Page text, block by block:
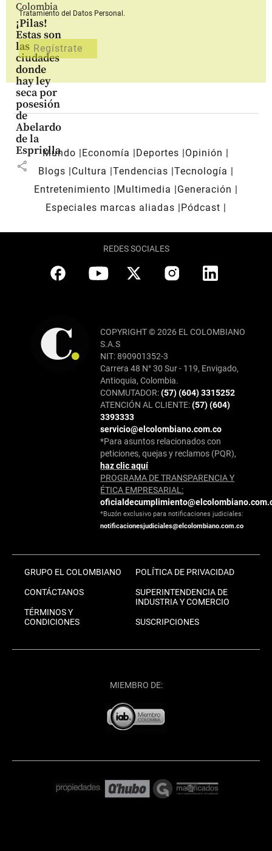
Colombia
¡Pilas!
Estas son
las
ciudades
donde
hay ley
seca por
posesión
de
Abelardo
de la
Espriella
share
Tratamiento del Datos Personal.
Mundo Economía Deportes
Opinión
Blogs
Cultura Tendencias Tecnología
Entretenimiento
Multimedia
Generación
Especiales marcas aliadas
Pódcast
REDES SOCIALES
COPYRIGHT © 2026 EL COLOMBIANO
S.A.S
NIT: 890901352-3
Carrera 48 N° 30 Sur - 119, Envigado,
Antioquia, Colombia.
CONMUTADOR:(57) (604) 3315252
ATENCIÓN AL CLIENTE:(57) (604)
3393333
servicio@elcolombiano.com.co
*Para asuntos relacionados con
peticiones, quejas y reclamos (PQR),
haz clic aquí
PROGRAMA DE TRANSPARENCIA Y
ÉTICA EMPRESARIAL:
*Buzón exclusivo para notificaciones judiciales:
notificacionesjudiciales@elcolombiano.com.co
GRUPO EL COLOMBIANO
CONTÁCTANOS
TÉRMINOS Y
CONDICIONES
POLÍTICA DE PRIVACIDAD
SUPERINTENDENCIA DE
INDUSTRIA Y COMERCIO
SUSCRIPCIONES
MIEMBRO DE: